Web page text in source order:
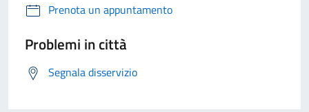
Prenota un appuntamento
Problemi in città
Segnala disservizio